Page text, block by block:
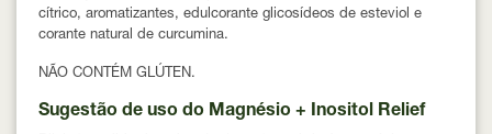
cítrico, aromatizantes, edulcorante glicosídeos de esteviol e
corante natural de curcumina.
NÃO CONTÉM GLÚTEN.
Sugestão de uso do Magnésio + Inositol Relief